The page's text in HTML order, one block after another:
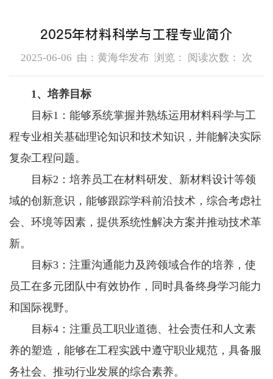
2025年材料科学与工程专业简介
2025-06-06 由：黄海华发布 浏览： 阅读次数： 次
1、培养目标
目标1：能够系统掌握并熟练运用材料科学与工
程专业相关基础理论知识和技术知识，并能解决实际
复杂工程问题。
目标2：培养员工在材料研发、新材料设计等领
域的创新意识，能够跟踪学科前沿技术，综合考虑社
会、环境等因素，提供系统性解决方案并推动技术革
新。
目标3：注重沟通能力及跨领域合作的培养，使
员工在多元团队中有效协作，同时具备终身学习能力
和国际视野。
目标4：注重员工职业道德、社会责任和人文素
养的塑造，能够在工程实践中遵守职业规范，具备服
务社会、推动行业发展的综合素养。